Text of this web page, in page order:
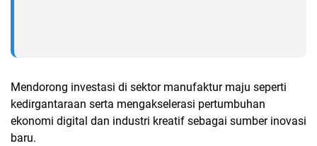
Mendorong investasi di sektor manufaktur maju seperti
kedirgantaraan serta mengakselerasi pertumbuhan
ekonomi digital dan industri kreatif sebagai sumber inovasi
baru.